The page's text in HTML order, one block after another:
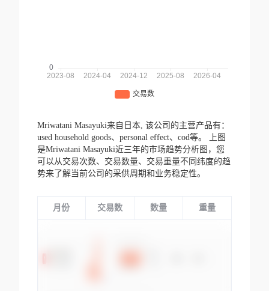
Mriwatani Masayuki来自日本, 该公司的主营产品有：
used household goods、personal effect、cod等。
上图
是Mriwatani Masayuki近三年的市场趋势分析图，您
可以从交易次数、交易数量、交易重量不同纬度的趋
势来了解当前公司的采供周期和业务稳定性。
月份 交易数 数量 重量